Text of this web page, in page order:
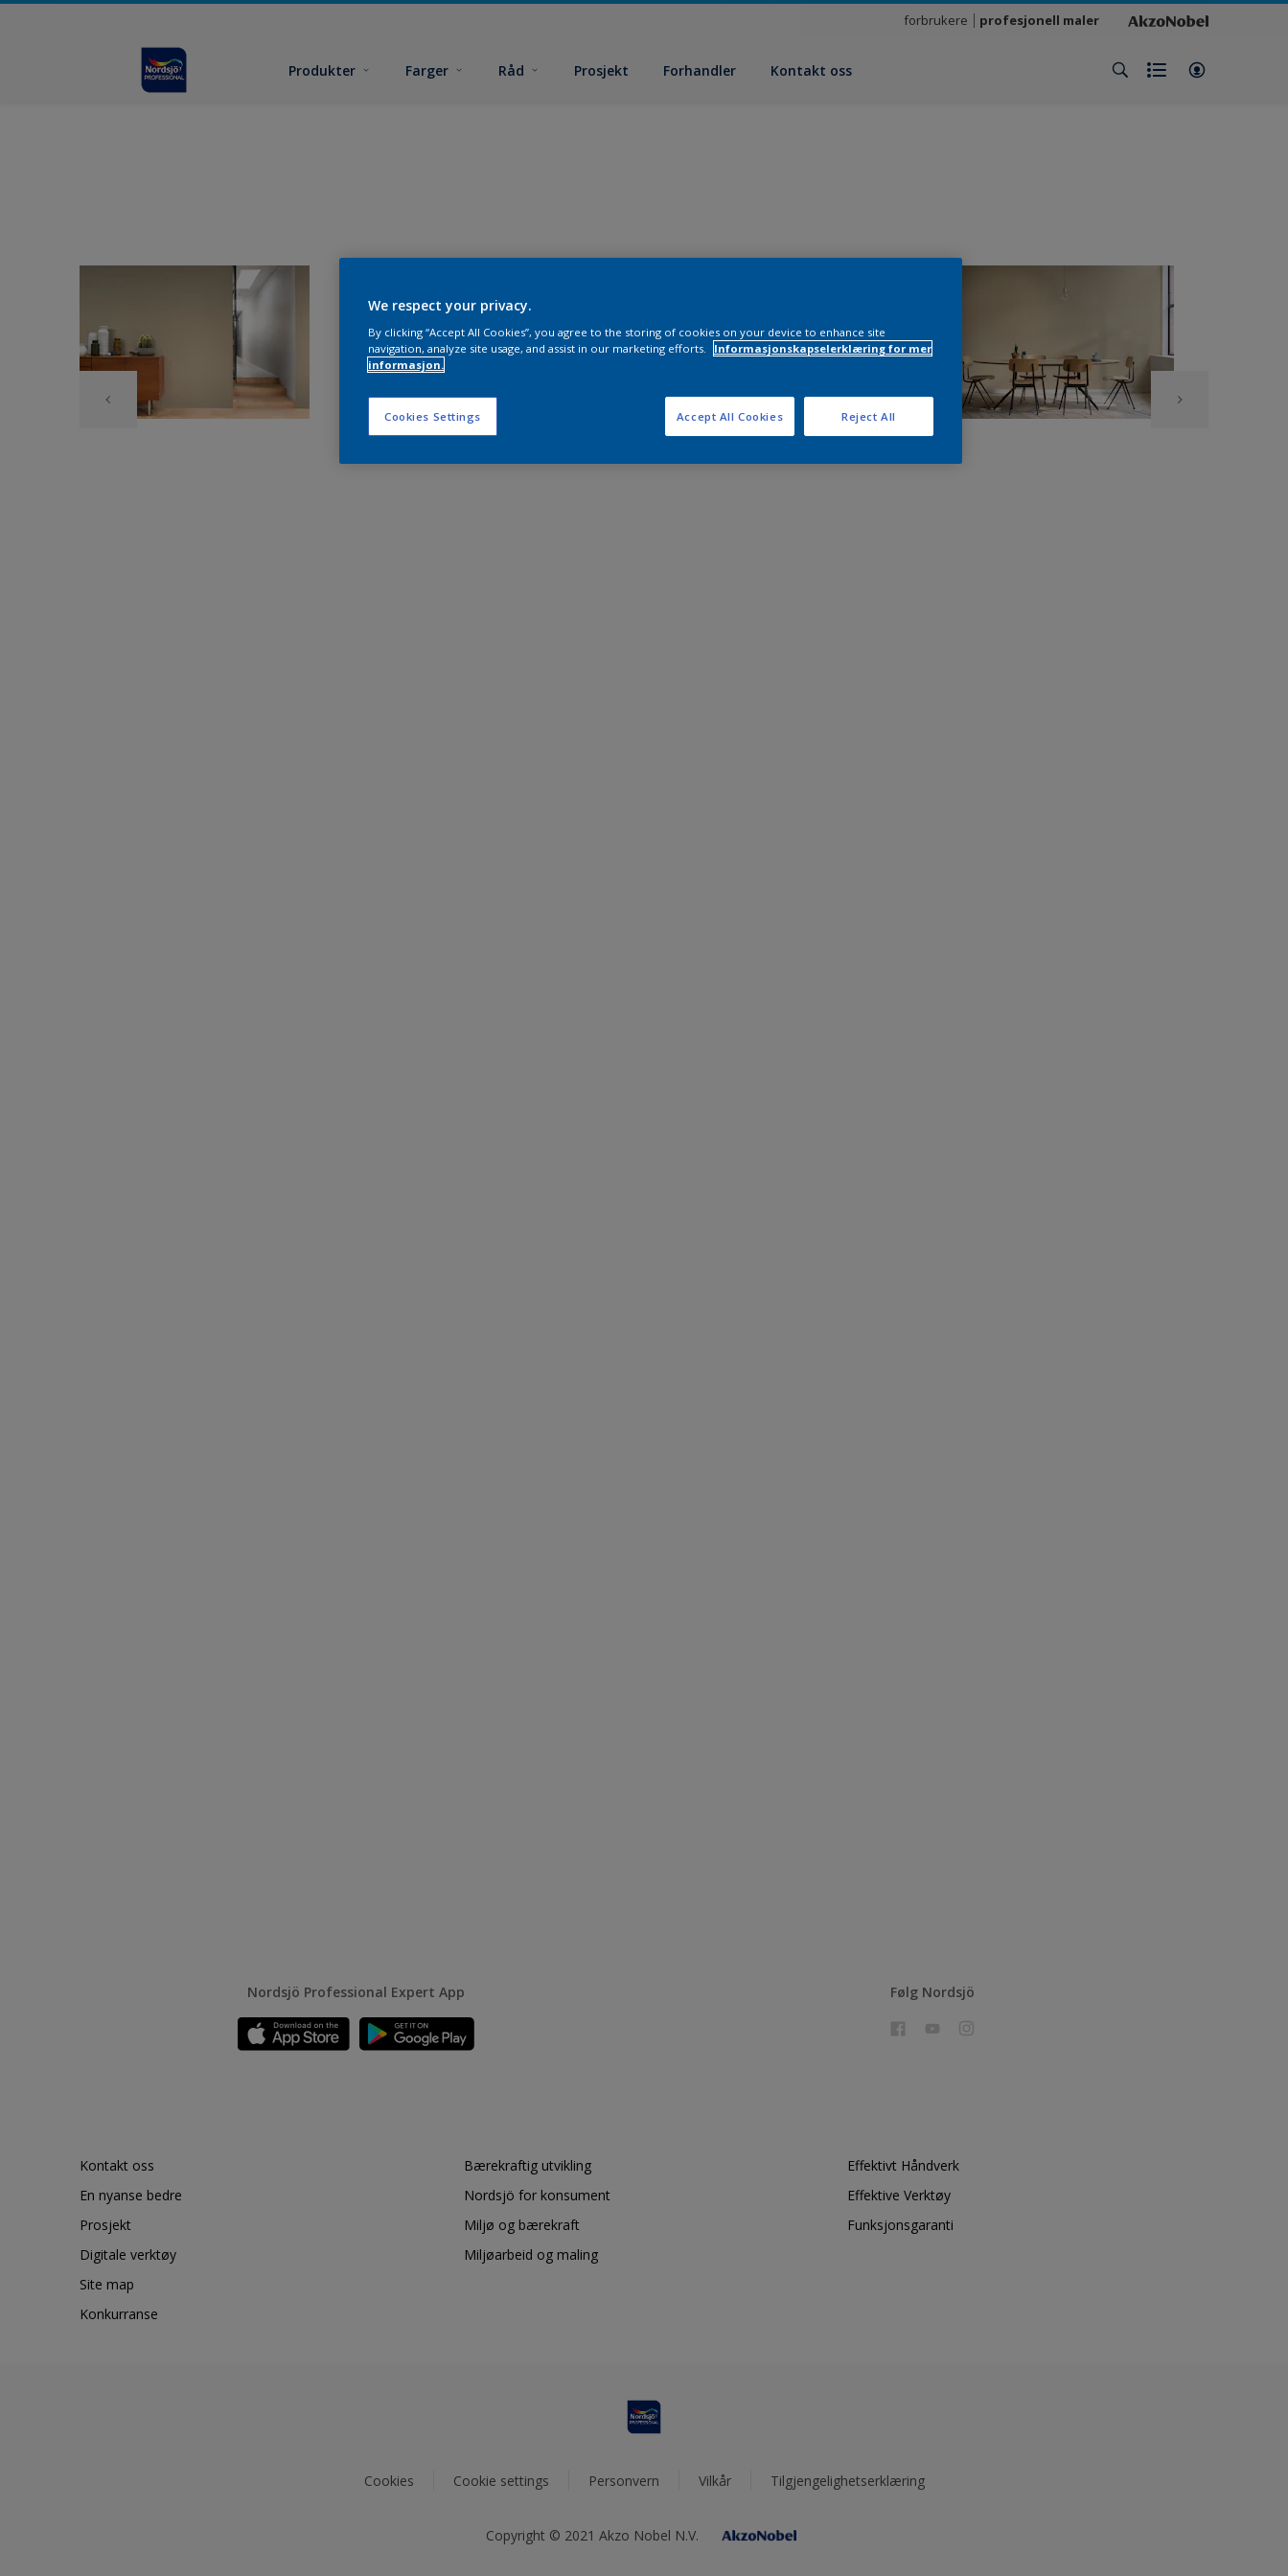
forbrukere profesjonell maler
Produkter Farger Råd Prosjekt Forhandler Kontakt oss
Nordsjö Professional Expert App Følg Nordsjö
Kontakt oss
En nyanse bedre
Prosjekt
Digitale verktøy
Site map
Konkurranse
Bærekraftig utvikling
Nordsjö for konsument
Miljø og bærekraft
Miljøarbeid og maling
Effektivt Håndverk
Effektive Verktøy
Funksjonsgaranti
Cookies Cookie settings Personvern Vilkår Tilgjengelighetserklæring
Copyright © 2021 Akzo Nobel N.V.
We respect your privacy.
By clicking “Accept All Cookies”, you agree to the storing of cookies on your device to enhance site
navigation, analyze site usage, and assist in our marketing efforts.
Informasjonskapselerklæring for mer
informasjon.
Cookies Settings Reject All
Accept All Cookies